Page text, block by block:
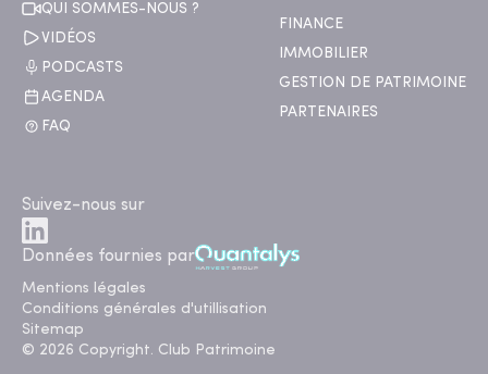
QUI SOMMES-NOUS ?
VIDÉOS
PODCASTS
AGENDA
FAQ
FINANCE
IMMOBILIER
GESTION DE PATRIMOINE
PARTENAIRES
Suivez-nous sur
Données fournies par
Mentions légales
Conditions générales d'utillisation
Sitemap
© 2026 Copyright. Club Patrimoine